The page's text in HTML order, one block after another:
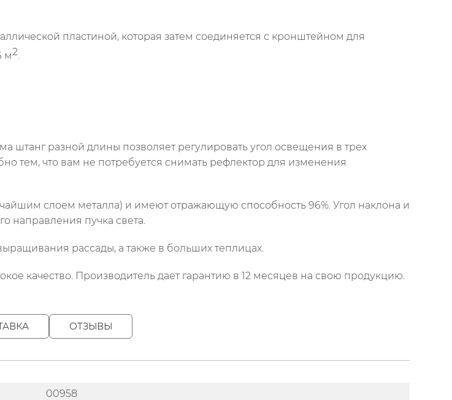
пластиной, которая затем соединяется с кронштейном для
м2.
штанг разной длины позволяет регулировать угол освещения в трех
тем, что вам не потребуется снимать рефлектор для изменения
слоем металла) и имеют отражающую способность 96%. Угол наклона и
направления пучка света.
рассады, а также в больших теплицах.
качество. Производитель дает гарантию в 12 месяцев на свою продукцию.
ОТЗЫВЫ
00958